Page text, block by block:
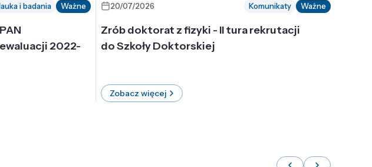
i badania Ważne
2022-
20/07/2026 Komunikaty Ważne
Zrób doktorat z fizyki - II tura rekrutacji
do Szkoły Doktorskiej
Zobacz więcej